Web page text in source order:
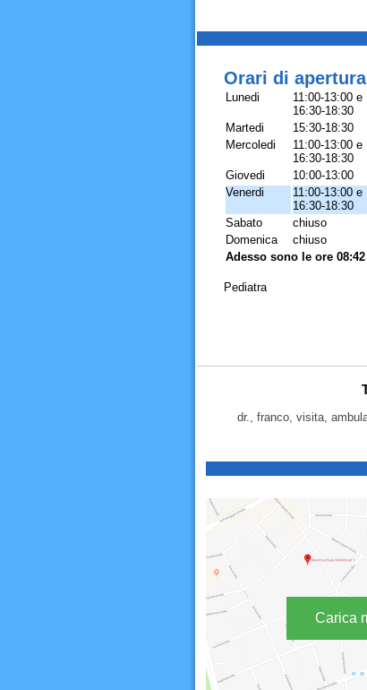
Orari di apertura
Lunedi
11:00-13:00 e
16:30-18:30
Martedi
15:30-18:30
Mercoledi
11:00-13:00 e
16:30-18:30
Giovedi
10:00-13:00
Venerdi
11:00-13:00 e
16:30-18:30
Sabato
chiuso
Domenica
chiuso
Adesso sono le ore 08:42
Pediatra
dr., franco, visita,
Carica